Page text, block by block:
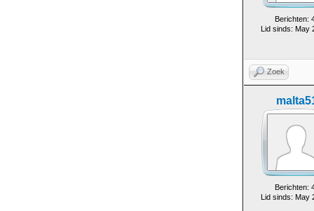
Berichten:
Lid sinds: May
Zoek
Berichten:
Lid sinds: May